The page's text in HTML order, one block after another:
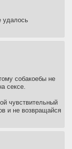
удалось
собакоебы не
сексе.
чувствительный
и не возвращайся